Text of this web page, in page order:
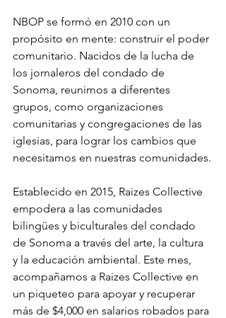
NBOP se formó en 2010 con un
propósito en mente: construir el poder
comunitario. Nacidos de la lucha de
los jornaleros del condado de
Sonoma, reunimos a diferentes
grupos, como organizaciones
comunitarias y congregaciones de las
iglesias, para lograr los cambios que
necesitamos en nuestras comunidades.
Establecido en 2015, Raizes Collective
empodera a las comunidades
bilingües y biculturales del condado
de Sonoma a través del arte, la cultura
y la educación ambiental. Este mes,
acompañamos a Raizes Collective en
un piqueteo para apoyar y recuperar
más de $4,000 en salarios robados para